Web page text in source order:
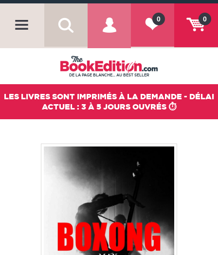
0
0
DE LA PAGE BLANCHE... AU BEST SELLER
LES LIVRES SONT IMPRIMÉS À LA DEMANDE - DÉLAI
ACTUEL : 3 À 5 JOURS OUVRÉS ⏱️